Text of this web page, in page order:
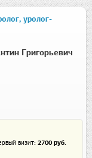
уролог-
Григорьевич
визит: 2700 руб.